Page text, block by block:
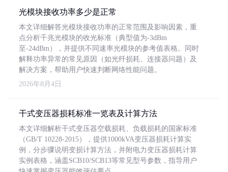
光模块接收功率多少是正常
本文详细解答光模块接收功率的正常范围及影响因素，重
点分析千兆光模块的收光标准（典型值为-3dBm
至-24dBm），并提供不同速率光模块的参考值表格。同时
解释功率异常的常见原因（如光纤损耗、连接器问题）及
解决方案，帮助用户快速判断网络性能问题。
2026年8月4日
干式变压器损耗标准一览表及计算方法
本文详细解析干式变压器空载损耗、负载损耗的国家标准
（GB/T 10228-2015），提供1000kVA变压器损耗计算实
例，分步骤说明变损计算方法，并附电力变压器损耗计算
实例表格，涵盖SCB10/SCB13等常见型号参数，指导用户